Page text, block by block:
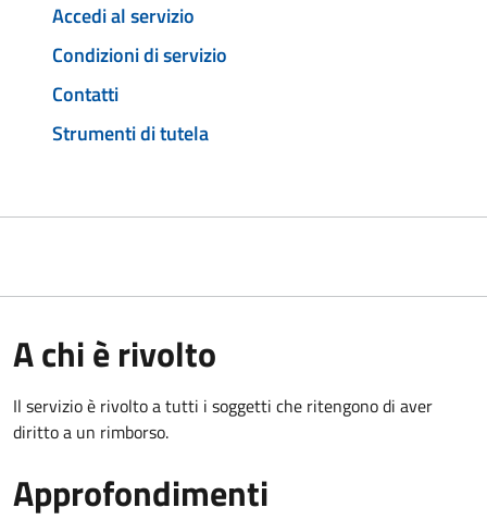
Accedi al servizio
Condizioni di servizio
Contatti
Strumenti di tutela
A chi è rivolto
Il servizio è rivolto a tutti i soggetti che ritengono di aver
diritto a un rimborso.
Approfondimenti